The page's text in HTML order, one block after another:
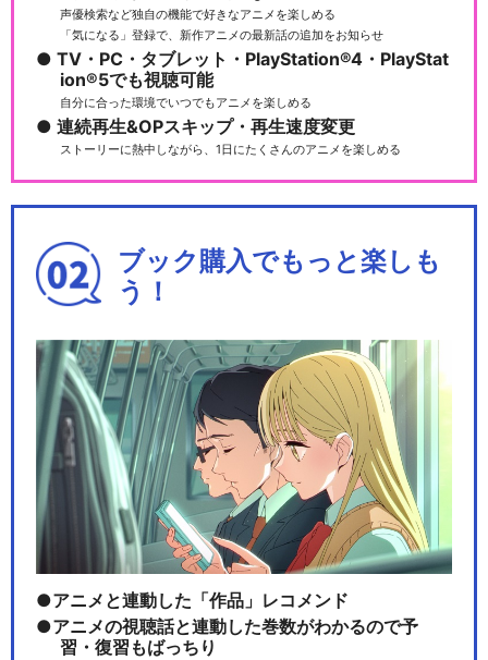
声優検索など独自の機能で好きなアニメを楽しめる
「気になる」登録で、新作アニメの最新話の追加をお知らせ
TV・PC・タブレット・PlayStation®4・PlayStat
ion®5でも視聴可能
自分に合った環境でいつでもアニメを楽しめる
連続再生&OPスキップ・再生速度変更
ストーリーに熱中しながら、1日にたくさんのアニメを楽しめる
ブック購入でもっと楽しも
う！
アニメと連動した「作品」レコメンド
アニメの視聴話と連動した巻数がわかるので予
習・復習もばっちり